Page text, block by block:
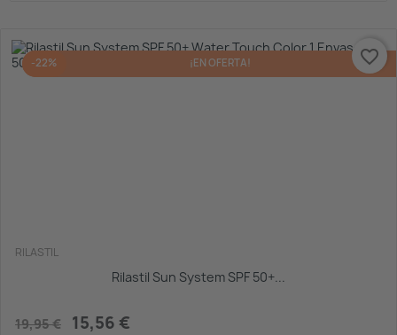
RILASTIL
Rilastil Sun System SPF 50+...
19,95 € 15,56 €
¡EN OFERTA!
-22% favorite_border